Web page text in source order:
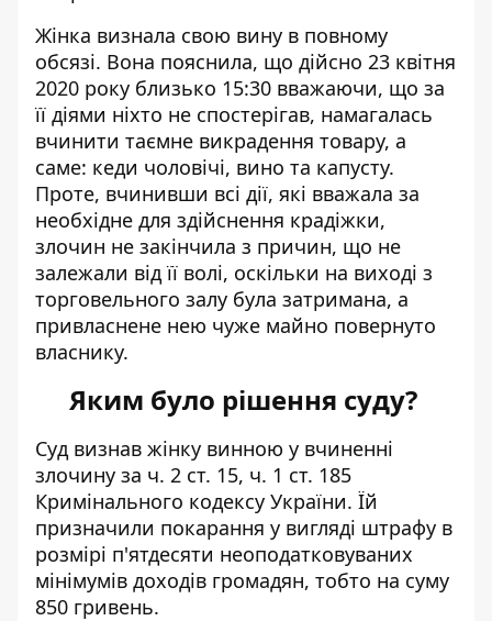
Жінка визнала свою вину в повному
обсязі. Вона пояснила, що дійсно 23 квітня
2020 року близько 15:30 вважаючи, що за
її діями ніхто не спостерігав, намагалась
вчинити таємне викрадення товару, а
саме: кеди чоловічі, вино та капусту.
Проте, вчинивши всі дії, які вважала за
необхідне для здійснення крадіжки,
злочин не закінчила з причин, що не
залежали від її волі, оскільки на виході з
торговельного залу була затримана, а
привласнене нею чуже майно повернуто
власнику.
Яким було рішення суду?
Суд визнав жінку винною у вчиненні
злочину за ч. 2 ст. 15, ч. 1 ст. 185
Кримінального кодексу України. Їй
призначили покарання у вигляді штрафу в
розмірі п'ятдесяти неоподатковуваних
мінімумів доходів громадян, тобто на суму
850 гривень.